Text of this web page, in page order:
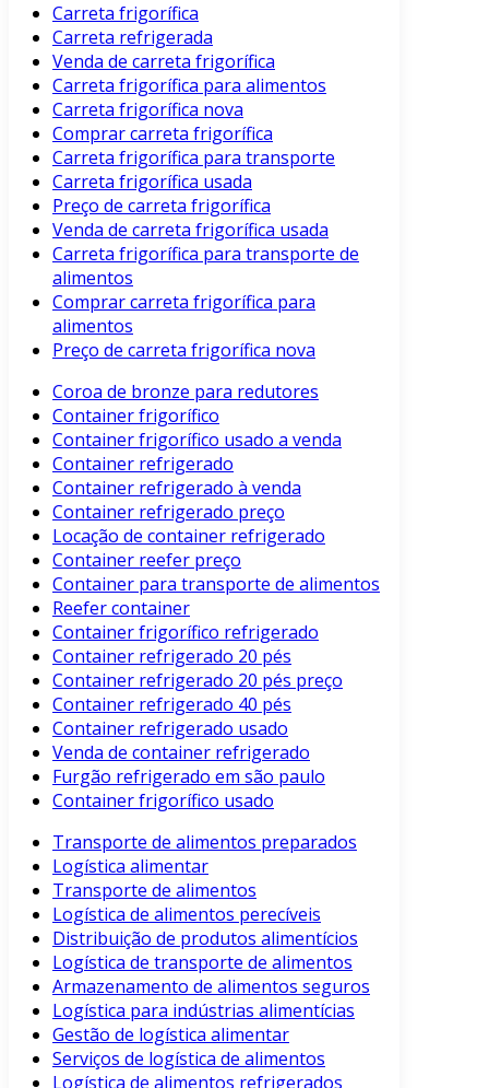
Carreta frigorífica
Carreta refrigerada
Venda de carreta frigorífica
Carreta frigorífica para alimentos
Carreta frigorífica nova
Comprar carreta frigorífica
Carreta frigorífica para transporte
Carreta frigorífica usada
Preço de carreta frigorífica
Venda de carreta frigorífica usada
Carreta frigorífica para transporte de
alimentos
Comprar carreta frigorífica para
alimentos
Preço de carreta frigorífica nova
Coroa de bronze para redutores
Container frigorífico
Container frigorífico usado a venda
Container refrigerado
Container refrigerado à venda
Container refrigerado preço
Locação de container refrigerado
Container reefer preço
Container para transporte de alimentos
Reefer container
Container frigorífico refrigerado
Container refrigerado 20 pés
Container refrigerado 20 pés preço
Container refrigerado 40 pés
Container refrigerado usado
Venda de container refrigerado
Furgão refrigerado em são paulo
Container frigorífico usado
Transporte de alimentos preparados
Logística alimentar
Transporte de alimentos
Logística de alimentos perecíveis
Distribuição de produtos alimentícios
Logística de transporte de alimentos
Armazenamento de alimentos seguros
Logística para indústrias alimentícias
Gestão de logística alimentar
Serviços de logística de alimentos
Logística de alimentos refrigerados